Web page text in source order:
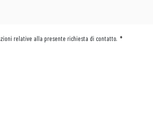
relative alla presente richiesta di contatto. *